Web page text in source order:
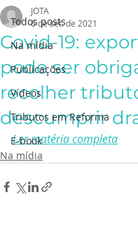
Todos posts
Na mídia
Publicações
Vídeos
Tributos em Reforma
E-book
Covid-19:
pode ser
recolher
descumprir
JOTA
6 de set. de 2021
Ler matéria completa
Na mídia